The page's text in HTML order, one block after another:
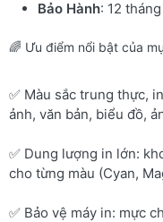
Bảo Hành: 12 tháng
🌈 Ưu điểm nổi bật của
✅ Màu sắc trung thực,
ảnh, văn bản, biểu đồ,
✅ Dung lượng in lớn:
cho từng màu (Cyan,
✅ Bảo vệ máy in: mực